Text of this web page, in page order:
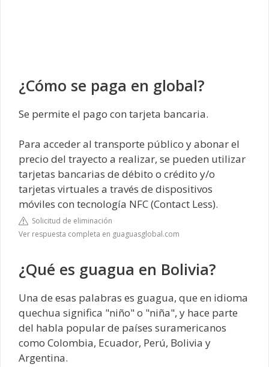
¿Cómo se paga en global?
Se permite el pago con tarjeta bancaria.
Para acceder al transporte público y abonar el
precio del trayecto a realizar, se pueden utilizar
tarjetas bancarias de débito o crédito y/o
tarjetas virtuales a través de dispositivos
móviles con tecnología NFC (Contact Less).
Solicitud de eliminación
Ver respuesta completa en guaguasglobal.com
¿Qué es guagua en Bolivia?
Una de esas palabras es guagua, que en idioma
quechua significa "niño" o "niña", y hace parte
del habla popular de países suramericanos
como Colombia, Ecuador, Perú, Bolivia y
Argentina.